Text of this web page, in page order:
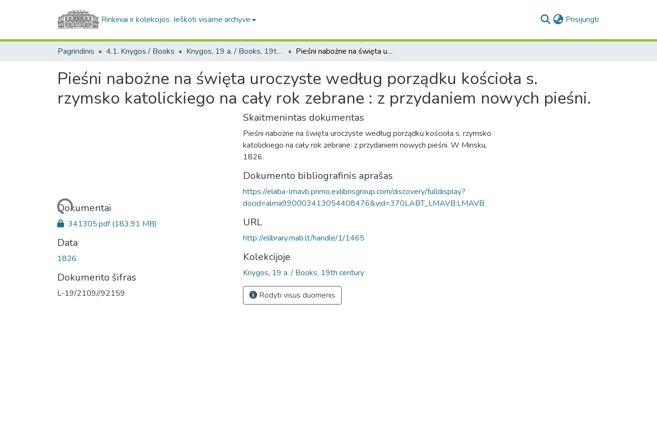
Rinkiniai ir kolekcijos Ieškoti visame archyve Prisijungti
Pagrindinis 4.1. Knygos / Books Knygos, 19 a. / Books, 19th century Pieśni nabożne na święta uroczyste według porządku kościoła s. rzymsko katolickiego na cały rok zebrane : z przydaniem nowych pieśni.
Pieśni nabożne na święta uroczyste według porządku kościoła s.
rzymsko katolickiego na cały rok zebrane : z przydaniem nowych pieśni.
Įkeliama...
Dokumentai
341305.pdf(183.91 MB)
Data
1826
Dokumento šifras
L-19/2109//92159
Skaitmenintas dokumentas
Pieśni nabożne na święta uroczyste według porządku kościoła s. rzymsko
katolickiego na cały rok zebrane: z przydaniem nowych pieśni. W Minsku,
1826.
Dokumento bibliografinis aprašas
https://elaba-lmavb.primo.exlibrisgroup.com/discovery/fulldisplay?
docid=alma990003413054408476&vid=370LABT_LMAVB:LMAVB
URL
http://elibrary.mab.lt/handle/1/1465
Kolekcijoje
Knygos, 19 a. / Books, 19th century
Rodyti visus duomenis